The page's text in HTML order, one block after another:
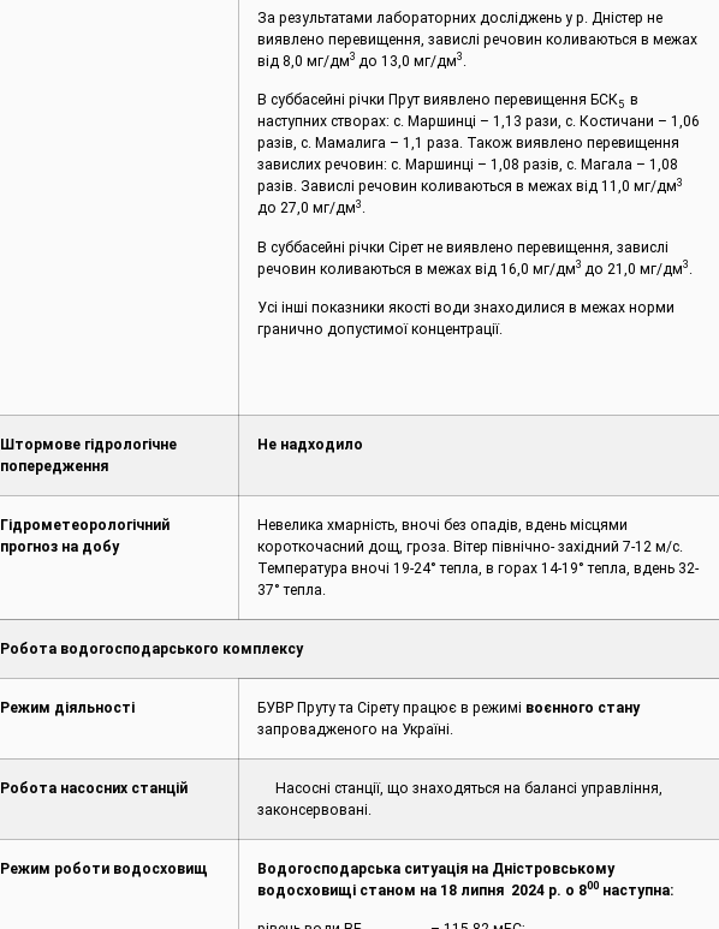
За результатами лабораторних досліджень у р. Дністер не
виявлено перевищення, завислі речовин коливаються в межах
від 8,0 мг/дм3 до 13,0 мг/дм3 .
В суббасейні річки Прут виявлено перевищення БСК5 в
наступних створах: c. Маршинці – 1,13 рази, с. Костичани – 1,06
разів, с. Мамалига – 1,1 раза. Також виявлено перевищення
завислих речовин: c. Маршинці – 1,08 разів, с. Магала – 1,08
разів. Завислі речовин коливаються в межах від 11,0 мг/дм3
до 27,0 мг/дм3 .
В суббасейні річки Сірет не виявлено перевищення, завислі
речовин коливаються в межах від 16,0 мг/дм3 до 21,0 мг/дм3
Усі інші показники якості води знаходилися в межах норми
гранично допустимої концентрації.
Штормове гідрологічне
попередження
Не надходило
Гідрометеорологічний
прогноз на добу
Невелика хмарність, вночі без опадів, вдень місцями
короткочасний дощ, гроза. Вітер північно- західний 7-12 м/с.
Температура вночі 19-24° тепла, в горах 14-19° тепла, вдень 32-
37° тепла.
Робота водогосподарського комплексу
Режим діяльності БУВР Пруту та Сірету працює в режимі воєнного стану
запровадженого на Україні.
Робота насосних станцій
Насосні станції, що знаходяться на балансі управління,
законсервовані.
Режим роботи водосховищ
Водогосподарська ситуація на Дністровському
водосховищі станом на 1 8 липня 2024 р. о 800 наступна: